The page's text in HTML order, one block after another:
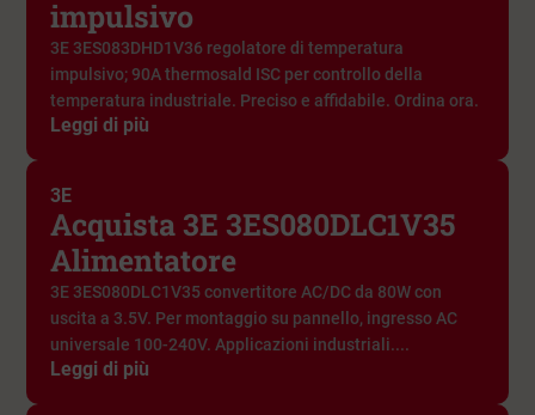
impulsivo
3E 3ES083DHD1V36 regolatore di temperatura
impulsivo; 90A thermosald ISC per controllo della
temperatura industriale. Preciso e affidabile. Ordina ora.
Leggi di più
3E
Acquista 3E 3ES080DLC1V35
Alimentatore
3E 3ES080DLC1V35 convertitore AC/DC da 80W con
uscita a 3.5V. Per montaggio su pannello, ingresso AC
universale 100-240V. Applicazioni industriali....
Leggi di più